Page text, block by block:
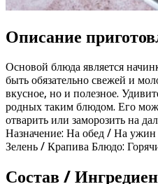
Описание
Основой блюда является
быть обязательно свежей и
вкусное, но и полезное.
родных таким блюдом. Его
отварить или заморозить на
Назначение: На обед / На
Зелень / Крапива Блюдо:
Состав /